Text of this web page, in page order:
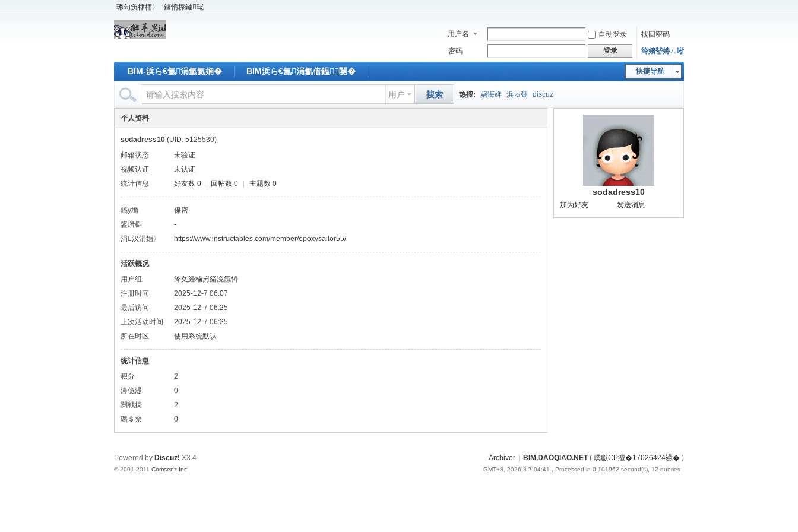
璁句负棣栭〉 鏀惰棌鏈珯
用户名 自动登录
找回密码
密码
登录 绔嬪嵆娉ㄥ唽
快捷导航
BIM-浜ら€氳涓氫氦娴� BIM浜ら€氳涓氱偣鎾闄�
用户 搜索 热搜: 娲诲姩 浜ゅ弸 discuz
个人资料
sodadress10 (UID: 5125530)
邮箱状态
未验证
视频认证
未认证
统计信息
好友数 0 回帖数 0 主题数 0
鎬у埆
保密
鐢熸棩
-
涓汉涓婚〉
https://www.instructables.com/member/epoxysailor55/
活跃概况
用户组
绛夊緟楠岃瘉浼氬憳
注册时间
2025-12-7 06:07
最后访问
2025-12-7 06:25
上次活动时间
2025-12-7 06:25
所在时区
使用系统默认
统计信息
积分
2
濞佹湜
0
閲戦挶
2
璐＄尞
0
sodadress10
加为好友 发送消息
Archiver BIM.DAOQIAO.NET( 璞獻CP澶�17026424鍙� )
GMT+8, 2026-8-7 04:41 , Processed in 0.101962 second(s), 12 queries .
Powered by Discuz! X3.4
© 2001-2011 Comsenz Inc.